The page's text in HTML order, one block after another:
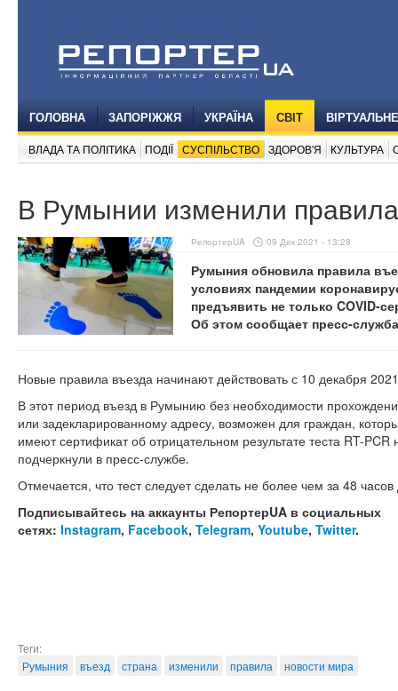
ГОЛОВНА ЗАПОРІЖЖЯ УКРАЇНА СВІТ
ВЛАДА ТА ПОЛІТИКА ПОДІЇ СУСПІЛЬСТВО ЗДОРОВ'Я КУЛЬТУРА
В Румынии изменили
РепортерUA 09 Дек 2021 - 13:28
Румыния обновила правила
условиях пандемии
предъявить не только COVID-
Об этом сообщает пресс-
Новые правила въезда начинают действовать с 10 декабря
В этот период въезд в Румынию без необходимости
или задекларированному адресу, возможен для граждан,
имеют сертификат об отрицательном результате теста RT-
подчеркнули в пресс-службе.
Отмечается, что тест следует сделать не более чем за 48
Подписывайтесь на аккаунты РепортерUA в социальных
сетях: Instagram, Facebook, Telegram, Youtube, Twitter.
Теги:
Румыния
въезд страна изменили правила новости мира